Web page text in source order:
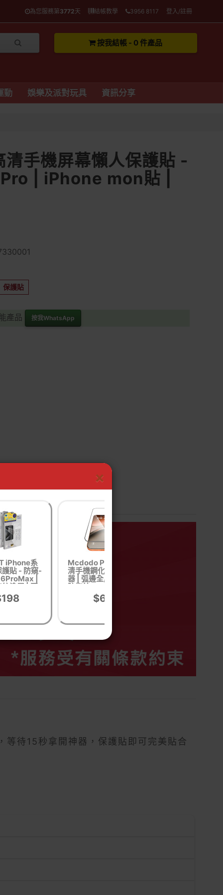
為您服務第3772天 結帳教學 3956 8117 登入/註冊
按我結帳 - 0 件產品
動 娛樂及派對玩具 資訊分享
手機屏幕懶人保護貼 -
| iPhone mon貼 |
保護貼
產品 按我WhatsApp
待15秒拿開神器，保護貼即可完美貼合
×
iPhone系
貼 - 防窺-
|
塗層 | 國
認證 | 香
行貨
Mcdodo PF-700 高
清手機鋼化膜貼膜神
器 | 弧邊全屏保護貼
防指紋mon貼 -
iPhone 17 Pro
$68